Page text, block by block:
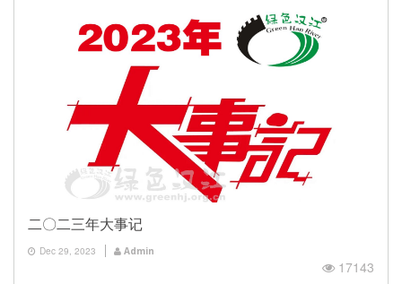
二〇二三年大事记
Dec 29, 2023 Admin
17143